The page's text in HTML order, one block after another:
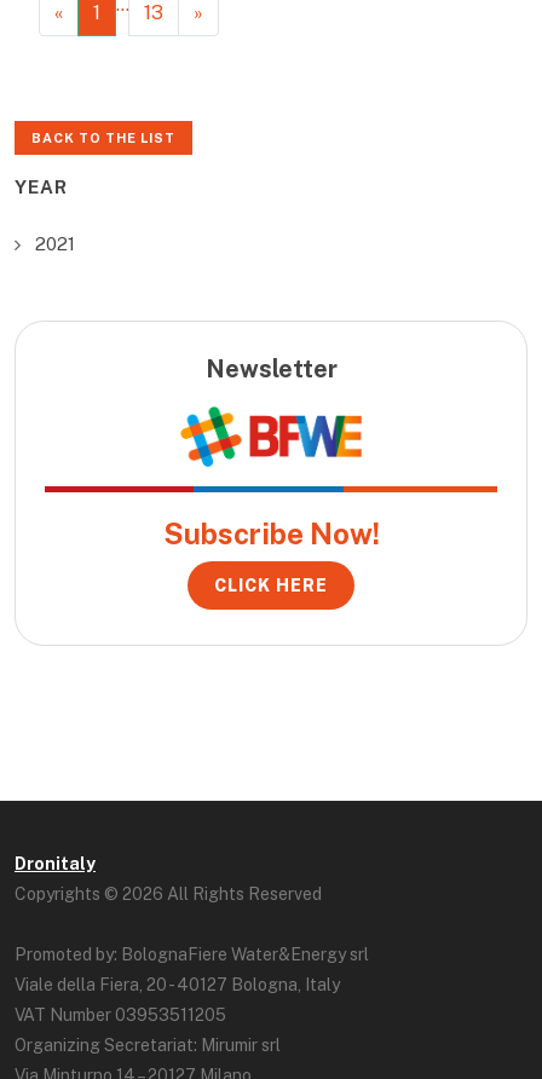
« 1 13 »
BACK TO THE LIST
YEAR
2021
Newsletter
Subscribe Now!
CLICK HERE
Dronitaly
Copyrights © 2026 All Rights Reserved
Promoted by: BolognaFiere Water&Energy srl
Viale della Fiera, 20 - 40127 Bologna, Italy
VAT Number 03953511205
Organizing Secretariat: Mirumir srl